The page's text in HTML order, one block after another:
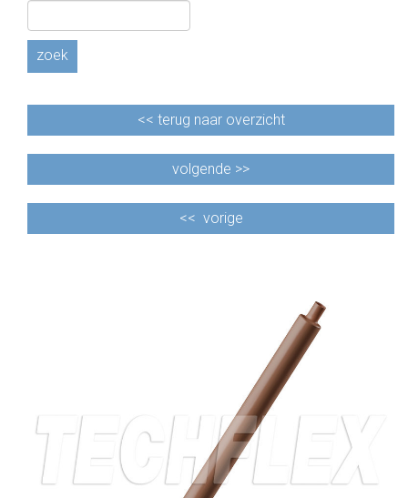
zoek
<< terug naar overzicht
volgende >>
<< vorige